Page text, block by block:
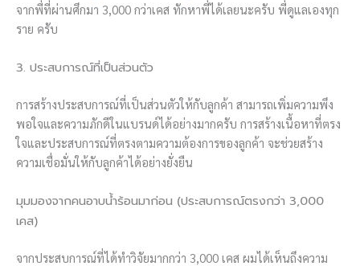
จากพี่ที่ผ่านศึกมา 3,000 กว่าเคส ทักหาพี่ได้เลยนะครับ พี่ดูแลเองทุก
ราย ครับ
3. ประสบการณ์ที่เป็นส่วนตัว
การสร้างประสบการณ์ที่เป็นส่วนตัวให้กับลูกค้า สามารถเพิ่มความพึง
พอใจและความภักดีในแบรนด์ได้อย่างมากครับ การสร้างเนื้อหาที่ตรง
ใจและประสบการณ์ที่ตรงตามความต้องการของลูกค้า จะช่วยสร้าง
ความเชื่อมั่นให้กับลูกค้าได้อย่างยั่งยืน
มุมมองจากคนอาบน้ำร้อนมาก่อน (ประสบการณ์ตรงกว่า 3,000
เคส)
จากประสบการณ์ที่ได้ทำวิจัยมากกว่า 3,000 เคส ผมได้เห็นถึงความ